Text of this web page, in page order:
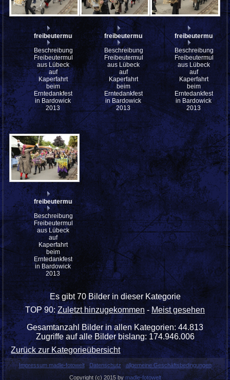
freibeutermukke_mfw13__030502
Beschreibung:
Freibeutermukke
aus Lübeck
auf
Kaperfahrt
beim
Erntedankfest
in Bardowick
2013
freibeutermukke_mfw13__030501
Beschreibung:
Freibeutermukke
aus Lübeck
auf
Kaperfahrt
beim
Erntedankfest
in Bardowick
2013
Beschreibung:
Freibeutermukke
aus Lübeck
auf
Kaperfahrt
beim
Erntedankfest
in Bardowick
2013
freibeutermukke_mfw13__030497
Beschreibung:
Freibeutermukke
aus Lübeck
auf
Kaperfahrt
beim
Erntedankfest
in Bardowick
2013
Es gibt 70 Bilder in dieser Kategorie
TOP 90:Zuletzt hinzugekommen - Meist gesehen
Gesamtanzahl Bilder in allen Kategorien: 44.813
Zugriffe auf alle Bilder bislang: 174.946.006
Zurück zur Kategorieübersicht
Impressum madle-fotowelt Datenschutz
allgemeine Geschäftsbedingungen
Copyright (c) 2015 by madle-fotowelt